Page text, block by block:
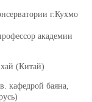
г.Кухмо
академии
(Китай)
баяна,